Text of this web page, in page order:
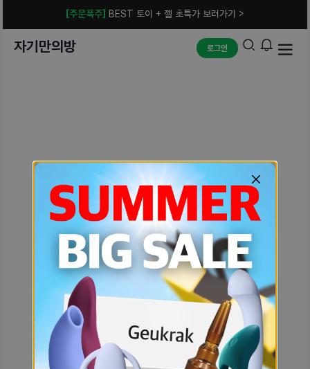
[주문폭주] BEST 토이 + 젤 초특가 보러가기 >
자기만의방 로그인
예상치 못한 에러입니다.